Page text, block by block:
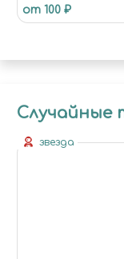
от 100 ₽
Случайные
звезда